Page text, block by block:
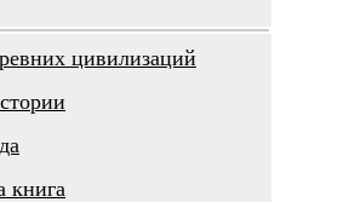
цивилизаций
книга